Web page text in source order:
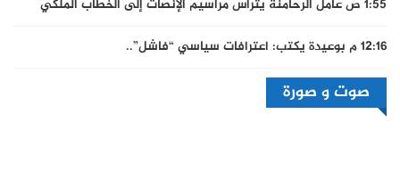
1:55 ص
عامل الرحامنة يترأس مراسيم الإنصات إلى الخطاب الملكي
12:16 م
بوعيدة يكتب: اعترافات سياسي “فاشل”..
صوت و صورة